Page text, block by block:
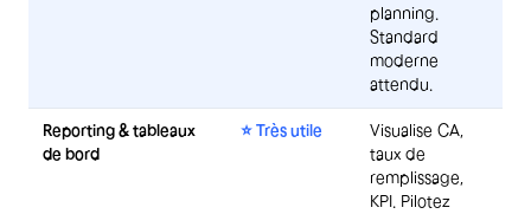
planning.
Standard
moderne
attendu.
Reporting & tableaux
de bord
⭐ Très utile
Visualise CA,
taux de
remplissage,
KPI. Pilotez